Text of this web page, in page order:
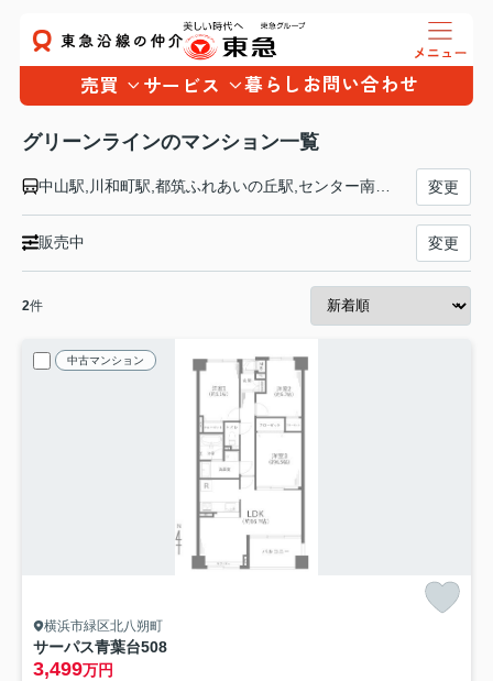
売買 サービス 暮らし お問い合わせ
グリーンラインのマンション一覧
変更
販売中 変更
2件
中古マンション
横浜市緑区北八朔町
サーパス青葉台508
3,499万円